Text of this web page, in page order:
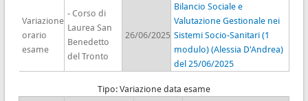
Variazione
orario
esame
- Corso di
Laurea San
Benedetto
del Tronto
26/06/2025
Bilancio Sociale e
Valutazione Gestionale nei
Sistemi Socio-Sanitari (1
modulo) (Alessia D'Andrea)
del 25/06/2025
Tipo: Variazione data esame